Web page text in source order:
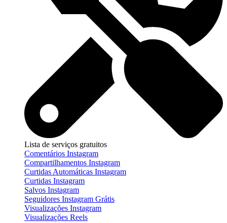
Lista de serviços gratuitos
Comentários Instagram
Compartilhamentos Instagram
Curtidas Automáticas Instagram
Curtidas Instagram
Salvos Instagram
Seguidores Instagram Grátis
Visualizações Instagram
Visualizações Reels